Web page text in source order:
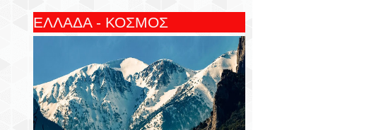
ΕΛΛΑΔΑ - ΚΟΣΜΟΣ